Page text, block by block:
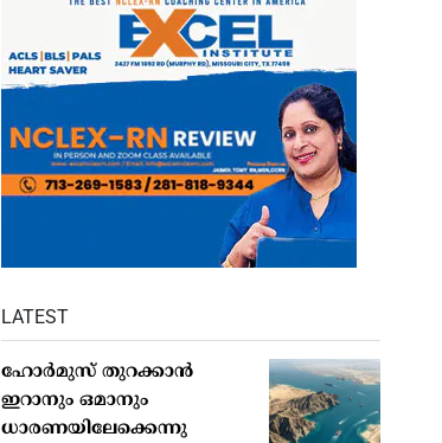
LATEST
ഹോര്‍മുസ് തുറക്കാന്‍
ഇറാനും ഒമാനും
ധാരണയിലേക്കെന്നു